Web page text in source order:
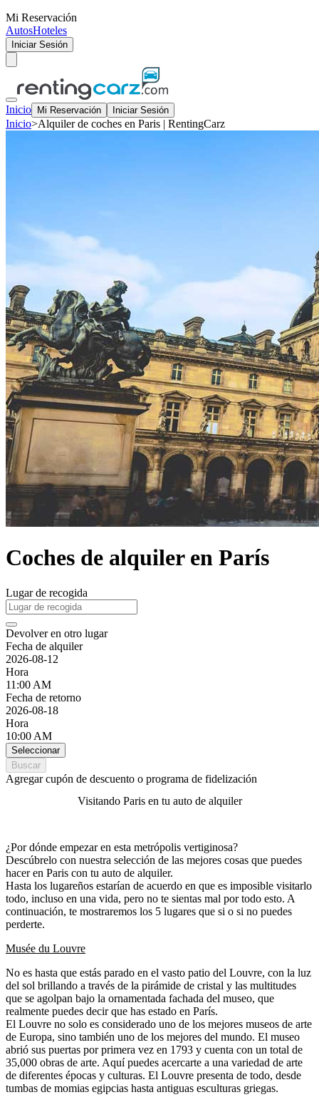
Mi Reservación
AutosHoteles
Iniciar Sesión
Inicio Mi Reservación Iniciar Sesión
Inicio>Alquiler de coches en Paris | RentingCarz
Coches de alquiler en París
Lugar de recogida
Devolver en otro lugar
Fecha de alquiler
2026-08-12
Hora
11:00 AM
Fecha de retorno
2026-08-18
Hora
10:00 AM
Seleccionar
Buscar
Agregar cupón de descuento o programa de fidelización
Visitando Paris en tu auto de alquiler
¿Por dónde empezar en esta metrópolis vertiginosa?
Descúbrelo con nuestra selección de las mejores cosas que puedes
hacer en Paris con tu auto de alquiler.
Hasta los lugareños estarían de acuerdo en que es imposible visitarlo
todo, incluso en una vida, pero no te sientas mal por todo esto. A
continuación, te mostraremos los 5 lugares que si o si no puedes
perderte.
Musée du Louvre
No es hasta que estás parado en el vasto patio del Louvre, con la luz
del sol brillando a través de la pirámide de cristal y las multitudes
que se agolpan bajo la ornamentada fachada del museo, que
realmente puedes decir que has estado en París.
El Louvre no solo es considerado uno de los mejores museos de arte
de Europa, sino también uno de los mejores del mundo. El museo
abrió sus puertas por primera vez en 1793 y cuenta con un total de
35,000 obras de arte. Aquí puedes acercarte a una variedad de arte
de diferentes épocas y culturas. El Louvre presenta de todo, desde
tumbas de momias egipcias hasta antiguas esculturas griegas.